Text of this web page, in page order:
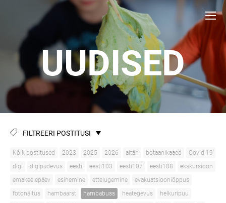
UUDISED
FILTREERI POSTITUSI
Kõik postitused 2023 2025 2026 aitäh botaanikaaed
Covid 19
digi
digipädevus eesti eesti103 eesti107 eesti108
ekskursioon
emakeelepäev
esinemine ettelugemine
evakuatsiooniõppus
fotonäitus
hambaarst hambabuss heategevus
helkuripuu